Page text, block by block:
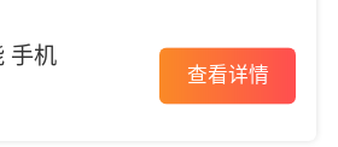
手机
查看详情